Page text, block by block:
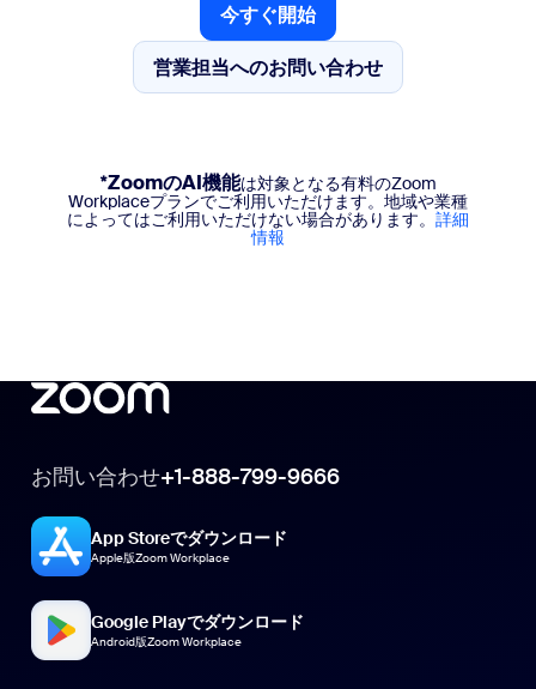
今すぐ開始
今すぐ開始
営業担当へのお問い合わせ
営業担当へのお問い合わせ
*ZoomのAI機能は対象となる有料のZoom
Workplaceプランでご利用いただけます。地域や業種
によってはご利用いただけない場合があります。 詳細
情報
お問い合わせ+1-888-799-9666
App Storeでダウンロード
Apple版Zoom Workplace
Google Playでダウンロード
Android版Zoom Workplace